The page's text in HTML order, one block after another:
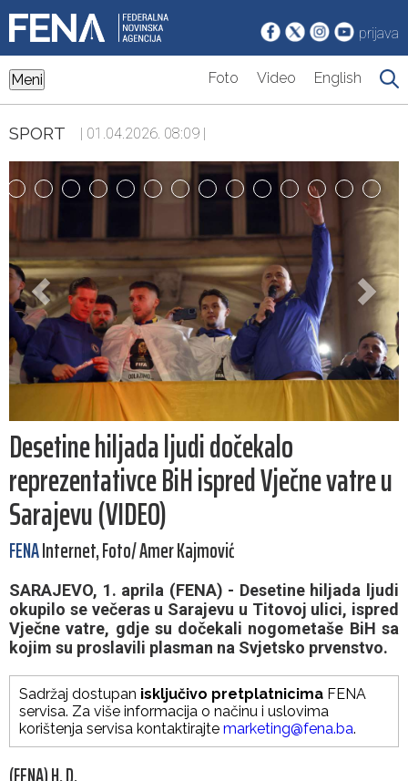
prijava
Meni Foto Video English
SPORT | 01.04.2026. 08:09 |
Desetine hiljada ljudi dočekalo
reprezentativce BiH ispred Vječne vatre u
Sarajevu (VIDEO)
FENAInternet, Foto/ Amer Kajmović
SARAJEVO, 1. aprila (FENA) - Desetine hiljada ljudi
okupilo se večeras u Sarajevu u Titovoj ulici, ispred
Vječne vatre, gdje su dočekali nogometaše BiH sa
kojim su proslavili plasman na Svjetsko prvenstvo.
Sadržaj dostupan isključivo pretplatnicima FENA
servisa. Za više informacija o načinu i uslovima
korištenja servisa kontaktirajte marketing@fena.ba.